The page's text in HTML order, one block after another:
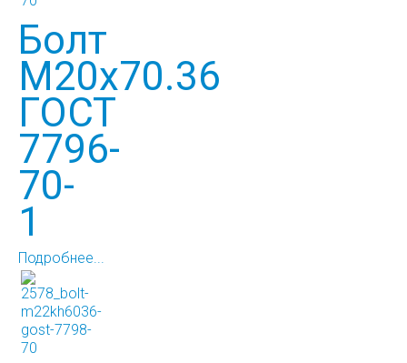
Болт
М20х70.36
ГОСТ
7796-
70-
1
Подробнее...